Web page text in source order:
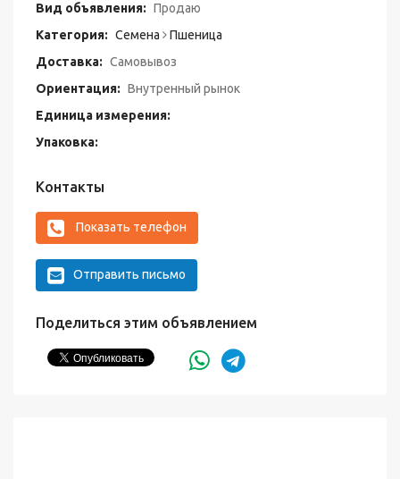
Вид объявления: Продаю
Категория: Семена
Пшеница
Доставка: Самовывоз
Ориентация: Внутренный рынок
Единица измерения:
Упаковка:
Контакты
Показать телефон
Отправить письмо
Поделиться этим объявлением